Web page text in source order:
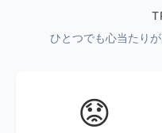
ひとつでも心当たり
😟